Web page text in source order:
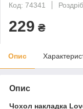
Код: 74341
Роздріб
229 ₴
Опис
Опис
Чохол накладка